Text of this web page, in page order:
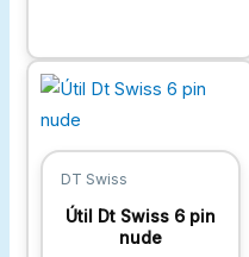
DT Swiss
Útil Dt Swiss 6 pin
nude